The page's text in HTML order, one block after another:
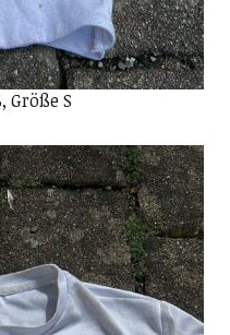
S